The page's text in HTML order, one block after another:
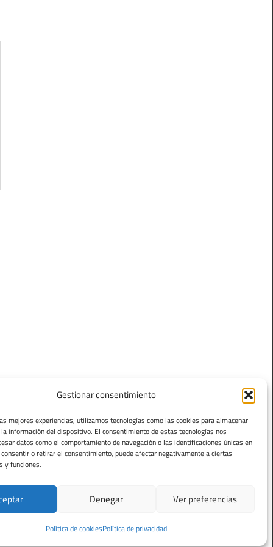
Gestionar consentimiento
mejores experiencias, utilizamos tecnologías como las cookies para almacenar
información del dispositivo. El consentimiento de estas tecnologías nos
datos como el comportamiento de navegación o las identificaciones únicas en
o retirar el consentimiento, puede afectar negativamente a ciertas
y funciones.
Denegar Ver preferencias
Política de cookiesPolítica de privacidad